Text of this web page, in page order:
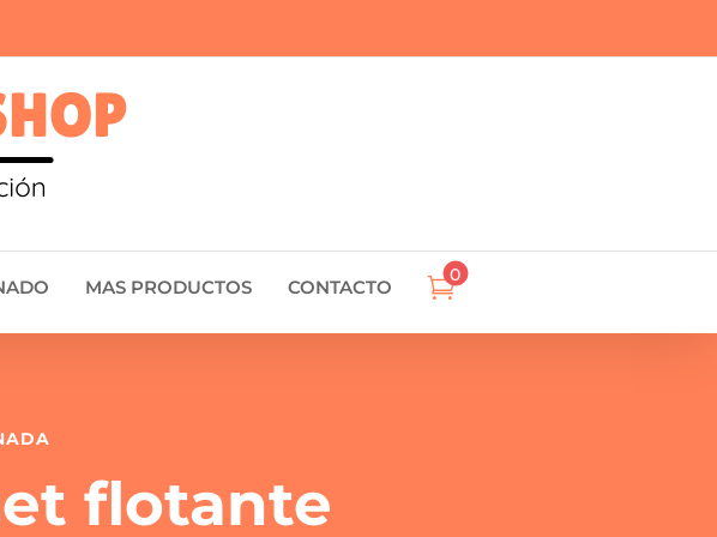
MAS PRODUCTOS CONTACTO 0
flotante